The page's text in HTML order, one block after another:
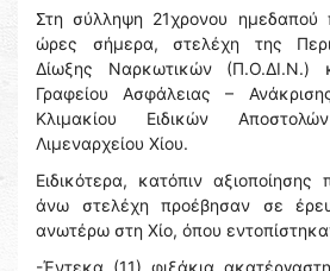
Στη σύλληψη 21χρονου ημεδαπού
ώρες σήμερα, στελέχη της
Δίωξης Ναρκωτικών (Π.Ο.ΔΙ.Ν.)
Γραφείου Ασφάλειας –
Κλιμακίου Ειδικών
Λιμεναρχείου Χίου.
Ειδικότερα, κατόπιν
άνω στελέχη προέβησαν σε
ανωτέρω στη Χίο, όπου